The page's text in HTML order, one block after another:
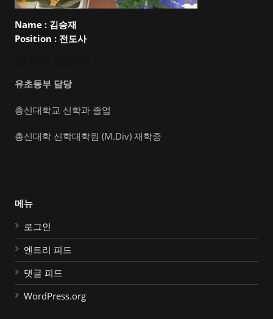
Name : 김승재
Position : 전도사
유초등부 담당
총신대학교 신학과 졸업
총신대학 신학대학원 (M.Div) 재학중
메뉴
로그인
엔트리 피드
댓글 피드
WordPress.org